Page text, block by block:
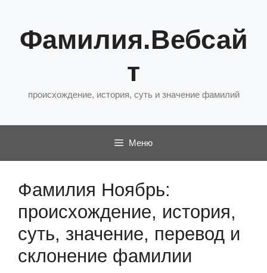
содержимому
Фамилия.Вебсай
т
происхождение, история, суть и значение фамилий
Меню
Фамилия Ноябрь:
происхождение, история,
суть, значение, перевод и
склонение фамилии